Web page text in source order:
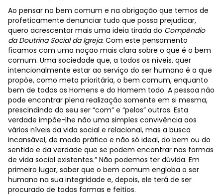
Ao pensar no bem comum e na obrigação que temos de
profeticamente denunciar tudo que possa prejudicar,
quero acrescentar mais uma ideia tirada do Compêndio
da Doutrina Social da Igreja. Com este pensamento
ficamos com uma noção mais clara sobre o que é o bem
comum. Uma sociedade que, a todos os níveis, quer
intencionalmente estar ao serviço do ser humano é a que
propõe, como meta prioritária, o bem comum, enquanto
bem de todos os Homens e do Homem todo. A pessoa não
pode encontrar plena realização somente em si mesma,
prescindindo do seu ser “com” e “pelos” outros. Esta
verdade impõe-lhe não uma simples convivência aos
vários níveis da vida social e relacional, mas a busca
incansável, de modo prático e não só ideal, do bem ou do
sentido e da verdade que se podem encontrar nas formas
de vida social existentes.” Não podemos ter dúvida. Em
primeiro lugar, saber que o bem comum engloba o ser
humano na sua integridade e, depois, ele terá de ser
procurado de todas formas e feitios.